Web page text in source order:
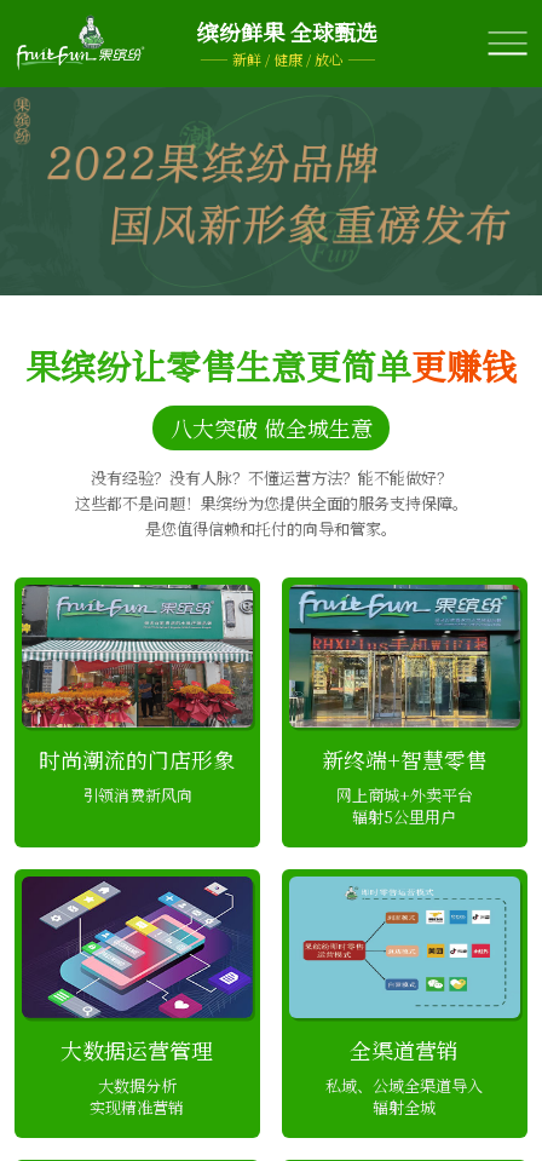
缤纷鲜果 全球甄选
—— 新鲜 / 健康 / 放心 ——
果缤纷让零售生意更简单更赚钱
八大突破 做全城生意
没有经验？没有人脉？不懂运营方法？能不能做好？
这些都不是问题！果缤纷为您提供全面的服务支持保障。
是您值得信赖和托付的向导和管家。
时尚潮流的门店形象
引领消费新风向
新终端+智慧零售
网上商城+外卖平台
辐射5公里用户
大数据运营管理
大数据分析
实现精准营销
全渠道营销
私域、公域全渠道导入
辐射全城